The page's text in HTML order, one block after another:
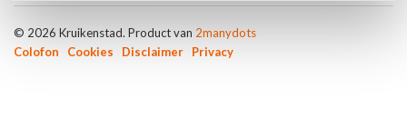
© 2026 Kruikenstad. Product van 2manydots
Colofon
Cookies Disclaimer Privacy